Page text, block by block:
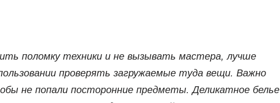
поломку техники и не вызывать мастера, лучше
проверять загружаемые туда вещи. Важно
не попали посторонние предметы. Деликатное белье